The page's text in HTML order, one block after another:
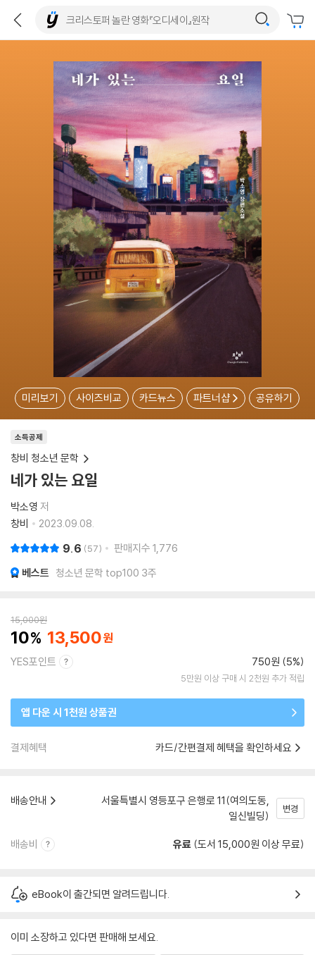
미리보기 사이즈비교 카드뉴스 파트너샵 공유하기
소득공제
창비 청소년 문학
네가 있는 요일
박소영 저
창비
2023.09.08.
9.6 57 판매지수 1,776
베스트 청소년 문학 top100 3주
15,000원
10 13,500
YES포인트 750원 (5%)
5만원 이상 구매 시 2천원 추가 적립
앱 다운 시 1천원 상품권
결제혜택 카드/간편결제 혜택을 확인하세요
배송안내
서울특별시 영등포구 은행로 11(여의도동,
일신빌딩)
변경
배송비 유료 (도서 15,000원 이상 무료)
eBook이 출간되면 알려드립니다.
이미 소장하고 있다면 판매해 보세요.